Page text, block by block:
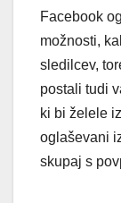
Facebook
možnosti,
sledilcev,
postali tudi
ki bi želele
oglaševani
skupaj s